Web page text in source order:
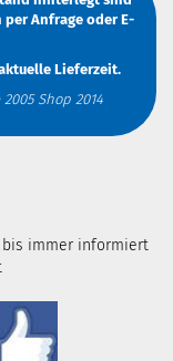
per AnfrageoderE-
Lieferzeit.
Shop 2014
bis immer informiert